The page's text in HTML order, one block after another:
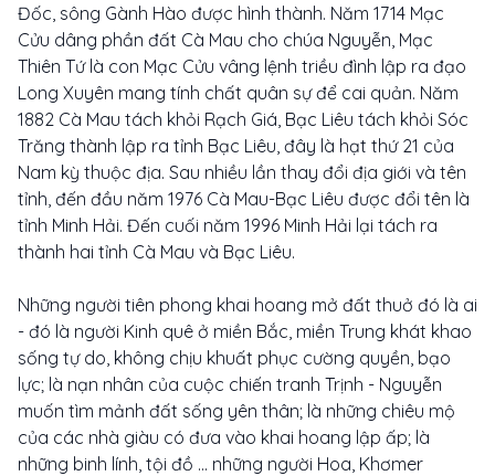
Đốc, sông Gành Hào được hình thành. Năm 1714 Mạc
Cửu dâng phần đất Cà Mau cho chúa Nguyễn, Mạc
Thiên Tứ là con Mạc Cửu vâng lệnh triều đình lập ra đạo
Long Xuyên mang tính chất quân sự để cai quản. Năm
1882 Cà Mau tách khỏi Rạch Giá, Bạc Liêu tách khỏi Sóc
Trăng thành lập ra tỉnh Bạc Liêu, đây là hạt thứ 21 của
Nam kỳ thuộc địa. Sau nhiều lần thay đổi địa giới và tên
tỉnh, đến đầu năm 1976 Cà Mau-Bạc Liêu được đổi tên là
tỉnh Minh Hải. Đến cuối năm 1996 Minh Hải lại tách ra
thành hai tỉnh Cà Mau và Bạc Liêu.
Những người tiên phong khai hoang mở đất thuở đó là ai
- đó là người Kinh quê ở miền Bắc, miền Trung khát khao
sống tự do, không chịu khuất phục cường quyền, bạo
lực; là nạn nhân của cuộc chiến tranh Trịnh - Nguyễn
muốn tìm mảnh đất sống yên thân; là những chiêu mộ
của các nhà giàu có đưa vào khai hoang lập ấp; là
những binh lính, tội đồ ... những người Hoa, Khơmer